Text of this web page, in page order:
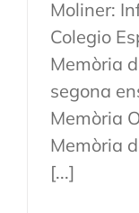
Moliner:
Colegio
Memòria
segona
Memòria
Memòria
[...]